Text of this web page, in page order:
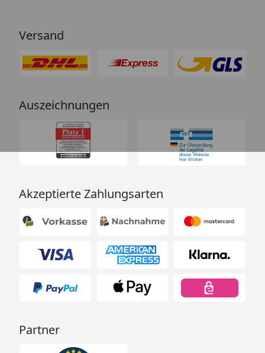
Versand
Auszeichnungen
Akzeptierte Zahlungsarten
Partner